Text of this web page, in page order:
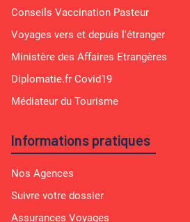
Conseils Vaccination Pasteur
Voyages vers et depuis l'étranger
Ministère des Affaires Etrangères
Diplomatie.fr Covid19
Médiateur du Tourisme
Informations pratiques
Nos Agences
Suivre votre dossier
Assurances Voyages